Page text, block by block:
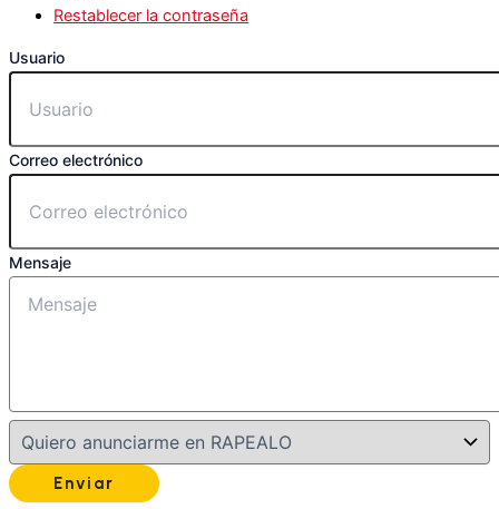
Restablecer la contraseña
Usuario
Correo electrónico
Mensaje
Enviar